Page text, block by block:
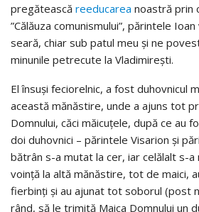
pregătească reeducarea noastră prin
”Călăuza comunismului”, părintele
seară, chiar sub patul meu și ne
minunile petrecute la Vladimirești.
El însuși feciorelnic, a fost duhovnicul
această mănăstire, unde a ajuns tot
Domnului, căci măicuțele, după ce au
doi duhovnici – părintele Visarion și
bătrân s-a mutat la cer, iar celălalt s-
voință la altă mănăstire, tot de maici,
fierbinți și au ajunat tot soborul (post
rând, să le trimită Maica Domnului un